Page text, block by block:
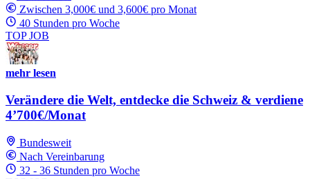
Zwischen 3,000€ und 3,600€ pro Monat
40 Stunden pro Woche
TOP JOB
mehr lesen
Verändere die Welt, entdecke die Schweiz & verdiene
4’700€/Monat
Bundesweit
Nach Vereinbarung
32 - 36 Stunden pro Woche